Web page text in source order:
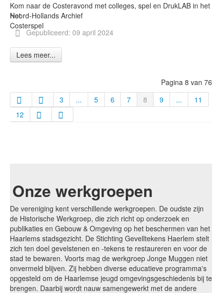
Het
Costerspel
Kom naar de Costeravond met colleges, spel en DrukLAB in het
Noord-Hollands Archief
Gepubliceerd: 09 april 2024
Lees meer...
Pagina 8 van 76
3
... 5 6 7 8 9 ...
11
12
Onze werkgroepen
De vereniging kent verschillende werkgroepen. De oudste zijn
de Historische Werkgroep, die zich richt op onderzoek en
publikaties en Gebouw & Omgeving op het beschermen van het
Haarlems stadsgezicht. De Stichting Gevelltekens Haerlem stelt
zich ten doel gevelstenen en -tekens te restaureren en voor de
stad te bewaren. Voorts mag de werkgroep Jonge Muggen niet
onvermeld blijven. Zij hebben diverse educatieve programma's
opgesteld om de Haarlemse jeugd omgevingsgeschiedenis bij te
brengen. Daarbij wordt nauw samengewerkt met de andere